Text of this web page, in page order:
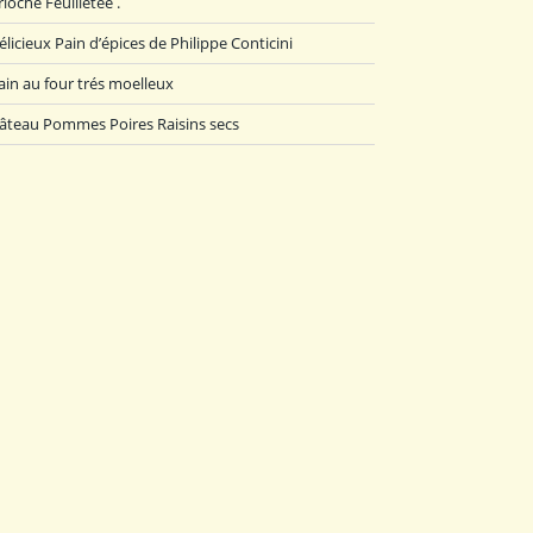
Pain d’épices de Philippe Conticini
au four trés moelleux
Pommes Poires Raisins secs